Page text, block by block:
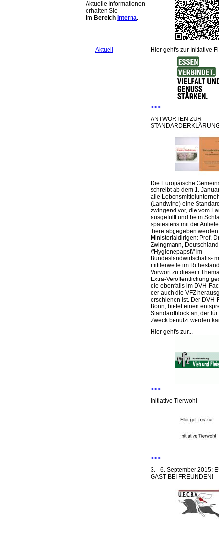
Aktuelle Informationen
erhalten Sie
im Bereich Interna.
Aktuell Hier geht's zur Initiative
>>>
ANTWORTEN ZUR
Die Europäische
schreibt ab dem 1.
alle
(Landwirte) eine
zwingend vor, die vom
ausgefüllt und beim
spätestens mit der
Tiere abgegeben werden
Ministerialdirigent Prof.
Zwingmann,
\"Hygienepapst\" im
Bundeslandwirtschafts-
mittlerweile im
Vorwort zu diesem
Extra-Veröffentlichung
die ebenfalls im DVH-
der auch die VFZ
erschienen ist. Der DVH-
Bonn, bietet einen
Standardblock an, der
Zweck benutzt werden
Hier geht's zur...
>>>
Initiative Tierwohl
>>>
3. - 6. September 2015:
GAST BEI FREUNDEN!